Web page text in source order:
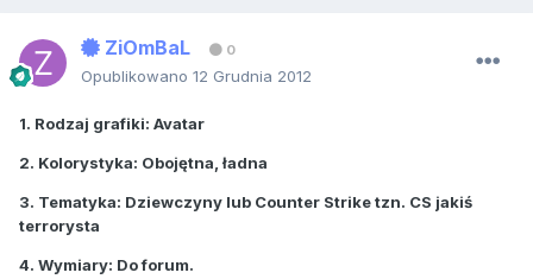
ZiOmBaL 0
Opublikowano 12 Grudnia 2012
1. Rodzaj grafiki: Avatar
2. Kolorystyka: Obojętna, ładna
3. Tematyka: Dziewczyny lub Counter Strike tzn. CS jakiś
terrorysta
4. Wymiary: Do forum.